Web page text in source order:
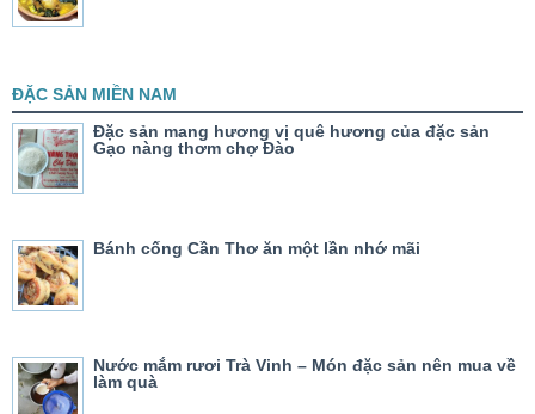
ĐẶC SẢN MIỀN NAM
Đặc sản mang hương vị quê hương của đặc sản
Gạo nàng thơm chợ Đào
Bánh cống Cần Thơ ăn một lần nhớ mãi
Nước mắm rươi Trà Vinh – Món đặc sản nên mua về
làm quà